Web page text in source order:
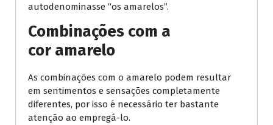
autodenominasse “os amarelos”.
Combinações com a
cor amarelo
As combinações com o amarelo podem resultar
em sentimentos e sensações completamente
diferentes, por isso é necessário ter bastante
atenção ao empregá-lo.